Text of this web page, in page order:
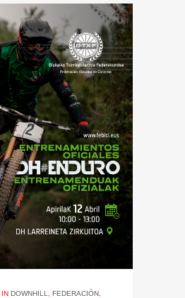
IN DOWNHILL FEDERACIÓN